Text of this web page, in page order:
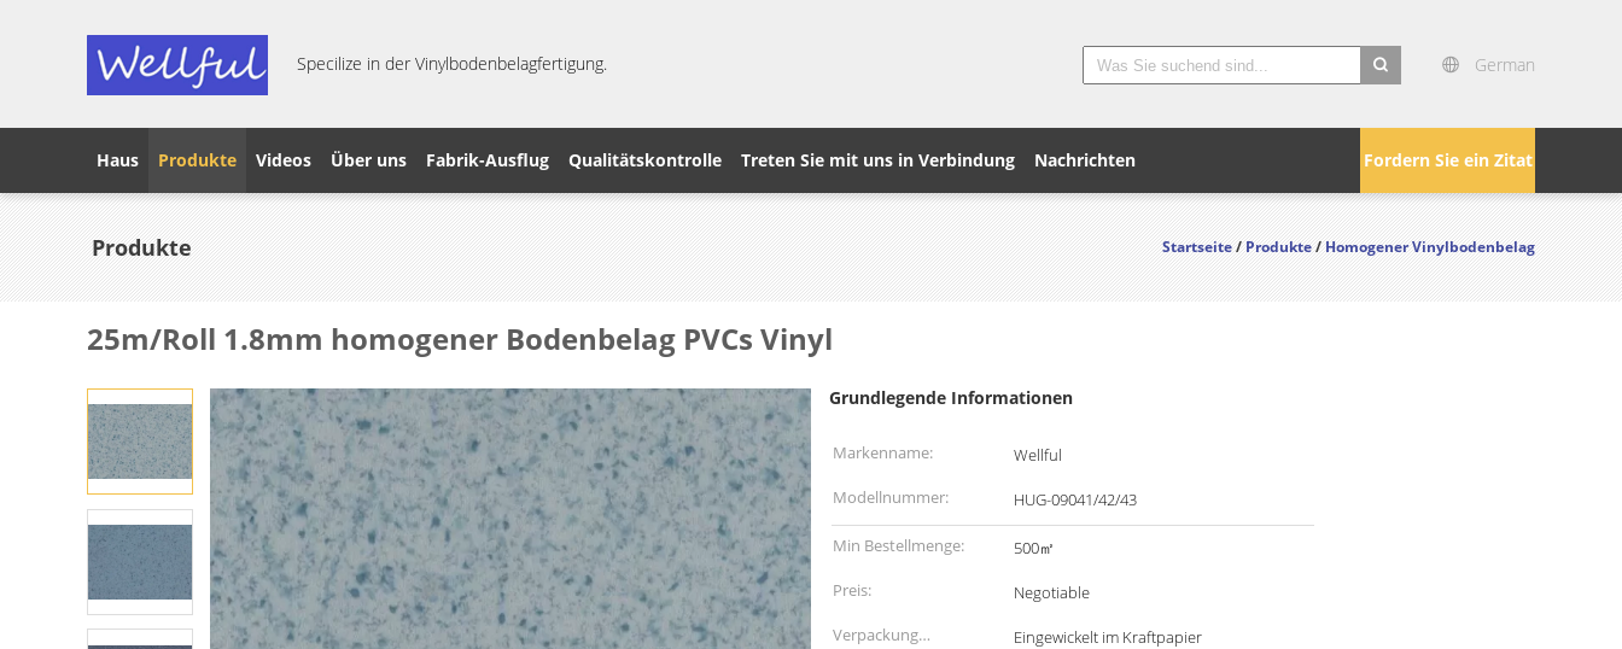
Specilize in der Vinylbodenbelagfertigung.
German
Fordern Sie ein Zitat
Haus Produkte Videos Über uns Fabrik-Ausflug Qualitätskontrolle Treten Sie mit uns in Verbindung Nachrichten
Produkte Startseite/Produkte/Homogener Vinylbodenbelag
25m/Roll 1.8mm homogener Bodenbelag PVCs Vinyl
Grundlegende Informationen
Markenname:
Wellful
Modellnummer:
HUG-09041/42/43
Min Bestellmenge:
500㎡
Preis:
Negotiable
Verpackung
Eingewickelt im Kraftpapier